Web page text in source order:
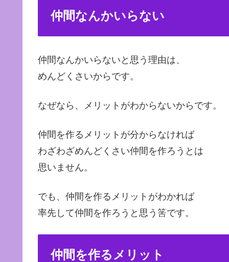
仲間なんかいらない
仲間なんかいらないと思う理由は、
めんどくさいからです。
なぜなら、メリットがわからないからです。
仲間を作るメリットが分からなければ
わざわざめんどくさい仲間を作ろうとは
思いません。
でも、仲間を作るメリットがわかれば
率先して仲間を作ろうと思う筈です。
仲間を作るメリット